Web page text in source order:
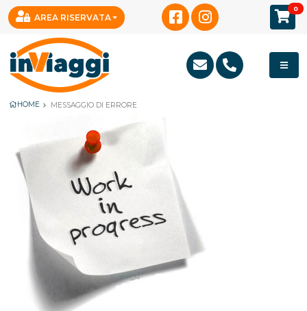
AREA RISERVATA
0
HOME MESSAGGIO DI ERRORE